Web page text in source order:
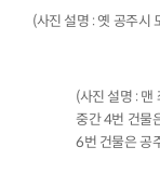
(사진 설명 : 옛 공주시
(사진 설명 :
중간 4번 건물
6번 건물은 공